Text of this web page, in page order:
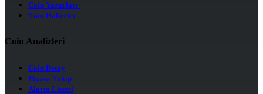
Coin Yazarları
Tüm Haberler
Coin Analizleri
Coin Detay
Piyasa Takip
Alarm Listesi